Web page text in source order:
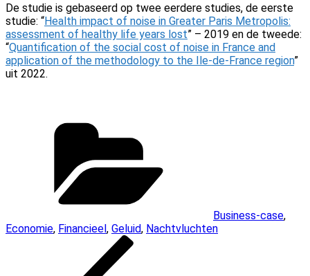
De studie is gebaseerd op twee eerdere studies, de eerste
studie: “Health impact of noise in Greater Paris Metropolis:
assessment of healthy life years lost” – 2019 en de tweede:
“Quantification of the social cost of noise in France and
application of the methodology to the Ile-de-France region”
uit 2022.
Business-case,
Economie, Financieel, Geluid, Nachtvluchten